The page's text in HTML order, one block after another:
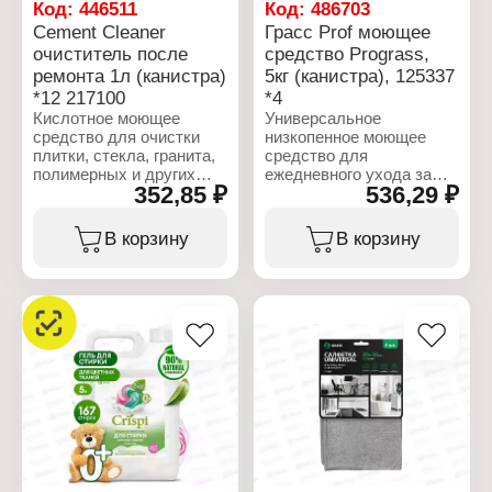
увлажняющее
Форма выпуска: крем -
мыло
Название: "Professional"
Объем: 1 л
Код: 446511
Cement Cleaner
очиститель после
ремонта 1л (канистра)
*12 217100
Кислотное моющее
средство для очистки
плитки, стекла, гранита,
полимерных и других
покрытий. Удаляет
остатки цемента, бетона,
ржавых пятен,
известкового камня,
оставшихся после
строительства или
ремонта.
Характеристики:
Торговая марка: Grass
Артикул: 217100
Линейка: Professional
Тип товара: Моющее
средство
352,85 ₽
В корзину
Код:486703
Грасс Prof моющее
средство Prograss,
5кг (канистра), 125337
*4
Универсальное
низкопенное моющее
средство для
ежедневного ухода за
любыми водостойкими
Подходит для
синтетических и
асфальта, бетона,
облицовочной плитки,
стекла, гранита и
мрамора. Используется
в бытовых и подсобных
помещениях, на
объектах социальной и
общественной сферы,
536,29 ₽
В корзину